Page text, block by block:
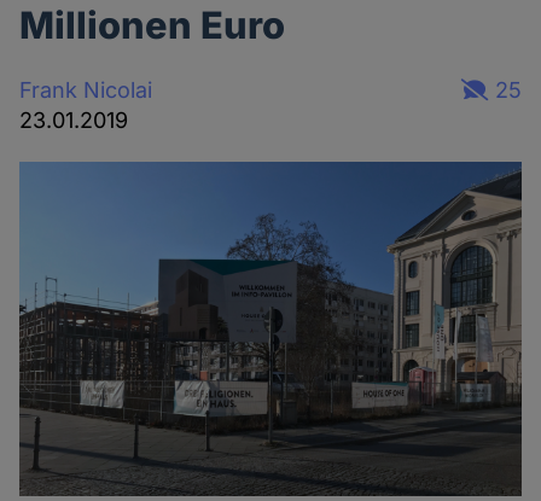
Millionen Euro
Frank Nicolai
23.01.2019
25